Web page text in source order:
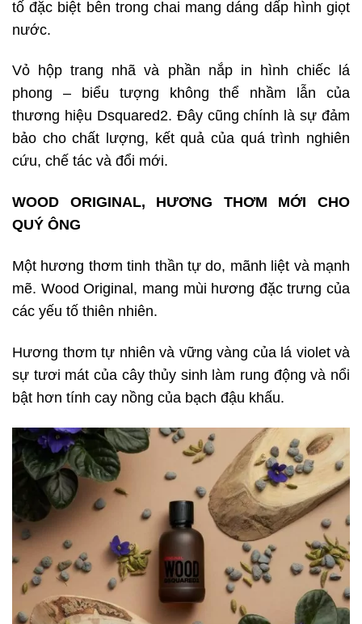
tố đặc biệt bên trong chai mang dáng dấp hình giọt
nước.
Vỏ hộp trang nhã và phần nắp in hình chiếc lá
phong – biểu tượng không thể nhầm lẫn của
thương hiệu Dsquared2. Đây cũng chính là sự đảm
bảo cho chất lượng, kết quả của quá trình nghiên
cứu, chế tác và đổi mới.
WOOD ORIGINAL, HƯƠNG THƠM MỚI CHO
QUÝ ÔNG
Một hương thơm tinh thần tự do, mãnh liệt và mạnh
mẽ. Wood Original, mang mùi hương đặc trưng của
các yếu tố thiên nhiên.
Hương thơm tự nhiên và vững vàng của lá violet và
sự tươi mát của cây thủy sinh làm rung động và nổi
bật hơn tính cay nồng của bạch đậu khấu.